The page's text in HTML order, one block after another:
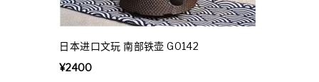
日本进口文玩 南部铁壶 G0142
¥2400